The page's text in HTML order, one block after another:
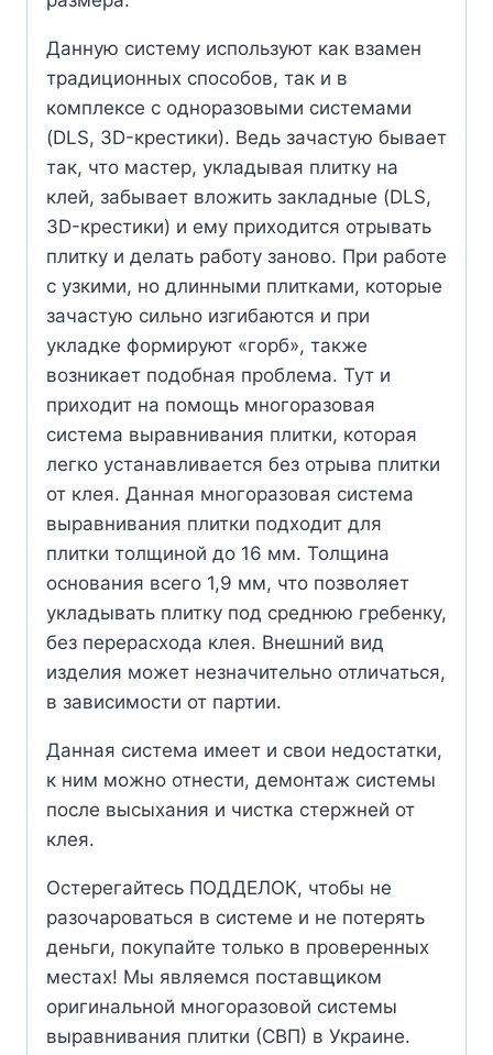
Данную систему используют как взамен
традиционных способов, так и в
комплексе с одноразовыми системами
(DLS, 3D-крестики). Ведь зачастую бывает
так, что мастер, укладывая плитку на
клей, забывает вложить закладные (DLS,
3D-крестики) и ему приходится отрывать
плитку и делать работу заново. При работе
с узкими, но длинными плитками, которые
зачастую сильно изгибаются и при
укладке формируют «горб», также
возникает подобная проблема. Тут и
приходит на помощь многоразовая
система выравнивания плитки, которая
легко устанавливается без отрыва плитки
от клея. Данная многоразовая система
выравнивания плитки подходит для
плитки толщиной до 16 мм. Толщина
основания всего 1,9 мм, что позволяет
укладывать плитку под среднюю гребенку,
без перерасхода клея. Внешний вид
изделия может незначительно отличаться,
в зависимости от партии.
Данная система имеет и свои недостатки,
к ним можно отнести, демонтаж системы
после высыхания и чистка стержней от
клея.
Остерегайтесь ПОДДЕЛОК, чтобы не
разочароваться в системе и не потерять
деньги, покупайте только в проверенных
местах! Мы являемся поставщиком
оригинальной многоразовой системы
выравнивания плитки (СВП) в Украине.